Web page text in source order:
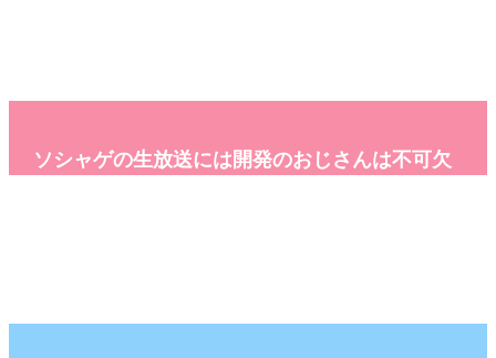
ソシャゲの生放送には開発のおじさんは不可欠